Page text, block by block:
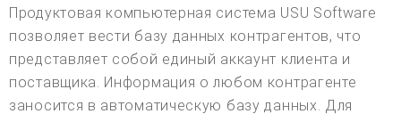
Продуктовая компьютерная система USU Software
позволяет вести базу данных контрагентов, что
представляет собой единый аккаунт клиента и
поставщика. Информация о любом контрагенте
заносится в автоматическую базу данных. Для